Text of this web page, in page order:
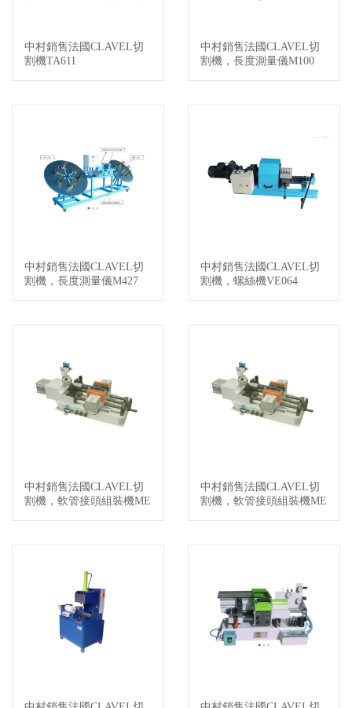
查看詳情
中村銷售法國CLAVEL切
割機TA611
查看詳情
中村銷售法國CLAVEL切
割機，長度測量儀M100
查看詳情
中村銷售法國CLAVEL切
割機，長度測量儀M427
查看詳情
中村銷售法國CLAVEL切
割機，螺絲機VE064
查看詳情
中村銷售法國CLAVEL切
割機，軟管接頭組裝機ME
查看詳情
中村銷售法國CLAVEL切
割機，軟管接頭組裝機ME